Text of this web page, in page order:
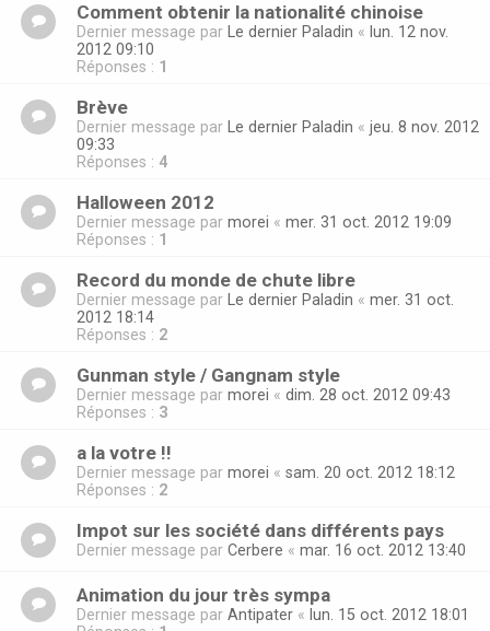
Comment obtenir la nationalité chinoise
Dernier message par Le dernier Paladin « lun. 12 nov.
2012 09:10
Réponses : 1
Brève
Dernier message par Le dernier Paladin « jeu. 8 nov. 2012
09:33
Réponses : 4
Halloween 2012
Dernier message par morei « mer. 31 oct. 2012 19:09
Réponses : 1
Record du monde de chute libre
Dernier message par Le dernier Paladin « mer. 31 oct.
2012 18:14
Réponses : 2
Gunman style / Gangnam style
Dernier message par morei « dim. 28 oct. 2012 09:43
Réponses : 3
a la votre !!
Dernier message par morei « sam. 20 oct. 2012 18:12
Réponses : 2
Impot sur les société dans différents pays
Dernier message par Cerbere « mar. 16 oct. 2012 13:40
Animation du jour très sympa
Dernier message par Antipater « lun. 15 oct. 2012 18:01